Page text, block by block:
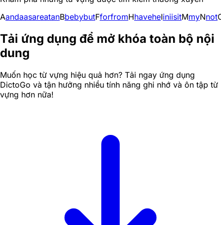
AandaasareatanBbebybutFforfromHhaveheIiniisitMmyNnot
Tải ứng dụng để mở khóa toàn bộ nội
dung
Muốn học từ vựng hiệu quả hơn? Tải ngay ứng dụng
DictoGo và tận hưởng nhiều tính năng ghi nhớ và ôn tập từ
vựng hơn nữa!